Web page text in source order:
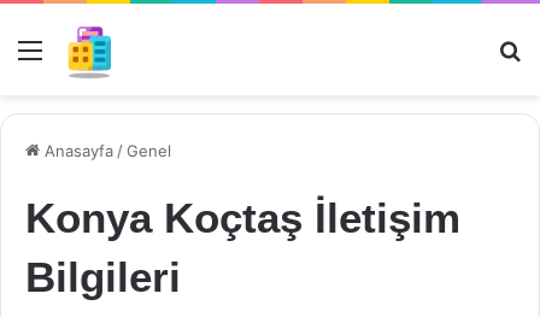
Menü
Anasayfa /Genel
Konya Koçtaş İletişim
Bilgileri